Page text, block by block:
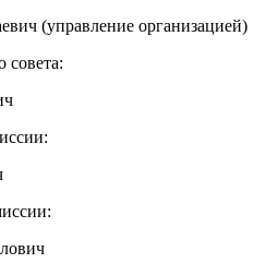
(управление организацией)
совета: